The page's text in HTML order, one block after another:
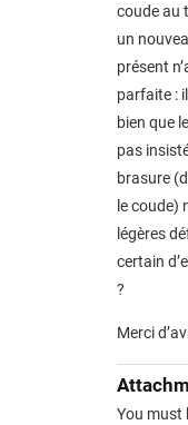
coude au
un
présent
parfaite :
bien que
pas
brasure
le coude)
légères
certain
?
Merci
You must